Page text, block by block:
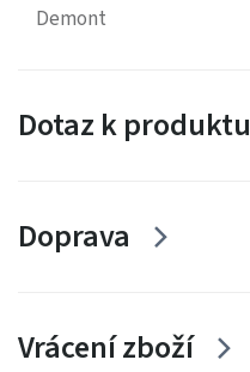
Demont
Dotaz k produktu
Doprava
Vrácení zboží